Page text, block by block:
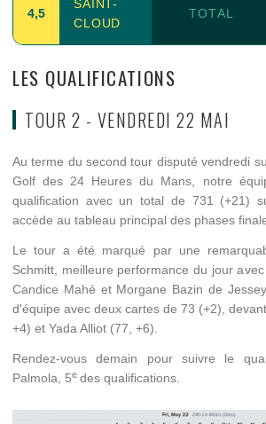
4,5
SAINT-
CLOUD
TOTAL
LES QUALIFICATIONS
TOUR 2 - VENDREDI 22 MAI
Au terme du second tour disputé vendredi
Golf des 24 Heures du Mans, notre
qualification avec un total de 731 (+21)
accède au tableau principal des phases
Le tour a été marqué par une
Schmitt, meilleure performance du jour
Candice Mahé et Morgane Bazin de
d'équipe avec deux cartes de 73 (+2),
+4) et Yada Alliot (77, +6).
Rendez-vous demain pour suivre le
Palmola, 5e des qualifications.